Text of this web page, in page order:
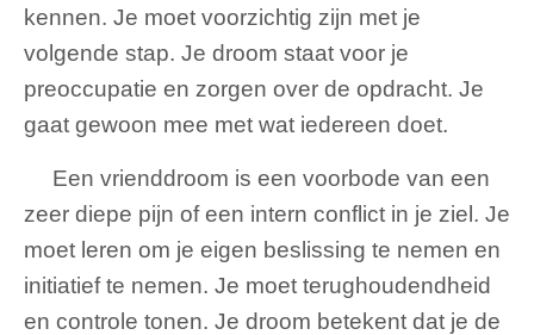
kennen. Je moet voorzichtig zijn met je
volgende stap. Je droom staat voor je
preoccupatie en zorgen over de opdracht. Je
gaat gewoon mee met wat iedereen doet.
Een vrienddroom is een voorbode van een
zeer diepe pijn of een intern conflict in je ziel. Je
moet leren om je eigen beslissing te nemen en
initiatief te nemen. Je moet terughoudendheid
en controle tonen. Je droom betekent dat je de